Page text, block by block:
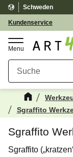
Menü
Kundenservice
Schweden
Sgraffito
Sgraffito
Sgraffito